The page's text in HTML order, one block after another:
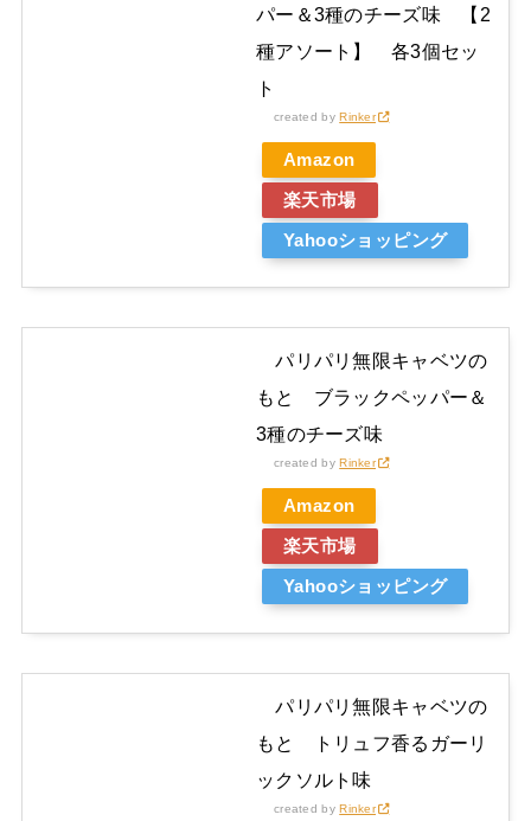
パー＆3種のチーズ味 【2
種アソート】 各3個セッ
ト
created byRinker
Amazon
楽天市場
Yahooショッピング
パリパリ無限キャベツの
もと ブラックペッパー＆
3種のチーズ味
created byRinker
Amazon
楽天市場
Yahooショッピング
パリパリ無限キャベツの
もと トリュフ香るガーリ
ックソルト味
created byRinker